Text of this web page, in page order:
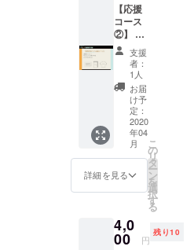
【応援
コース
②】 ・
お礼の
メッ
セージ
・パン
フレッ
（PDF
デー
タ） ・
オリジ
ナルT
シャツ
支援
者：
1人
お届
け予
定：
2020
年04
月
詳細を見る
こ
の
リ
タ
ー
ン
を
選
択
す
る
4,0
00 円
残り10